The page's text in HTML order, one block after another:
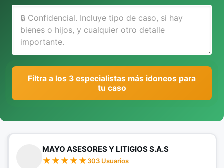
Filtra a los 3 especialistas más idoneos para
tu caso
MAYO ASESORES Y LITIGIOS S.A.S
303 Usuarios